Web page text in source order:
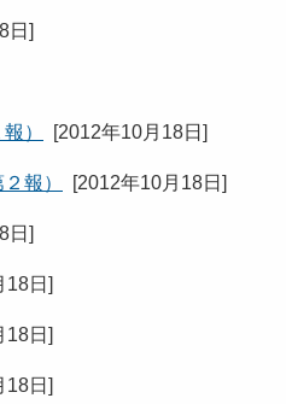
日 ]
） [2012年10月18日 ]
報） [2012年10月18日 ]
日 ]
日 ]
日 ]
日 ]